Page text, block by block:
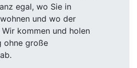
egal, wo Sie in
und wo der
kommen und holen
ohne große